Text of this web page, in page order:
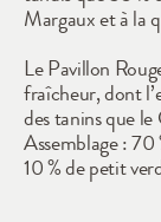
Margaux et à la
Le Pavillon
fraîcheur, dont
des tanins que
Assemblage : 70
10 % de petit